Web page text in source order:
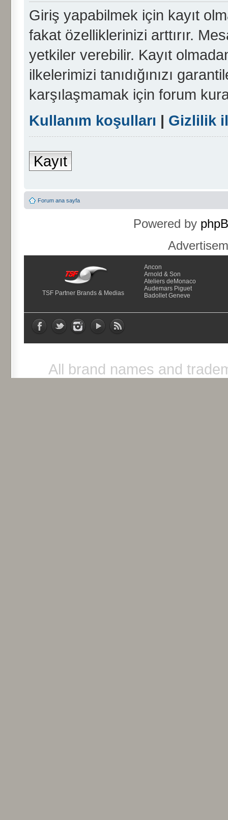
Giriş yapabilmek için kayıt
fakat özelliklerinizi arttırır.
yetkiler verebilir. Kayıt
ilkelerimizi tanıdığınızı
karşılaşmamak için forum
Kullanım koşulları | Gizlilik
Kayıt
Forum ana sayfa
Powered by
TSF Partner Brands & Medias
Ancon
Arnold & Son
Ateliers deMonaco
Audemars Piguet
Badollet Geneve
All brand names and